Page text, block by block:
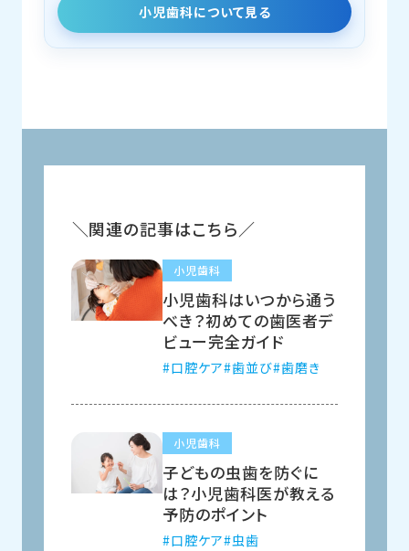
小児歯科について見る
関連の記事はこちら
小児歯科
小児歯科はいつから通う
べき？初めての歯医者デ
ビュー完全ガイド
口腔ケア 歯並び 歯磨き
小児歯科
子どもの虫歯を防ぐに
は？小児歯科医が教える
予防のポイント
口腔ケア 虫歯